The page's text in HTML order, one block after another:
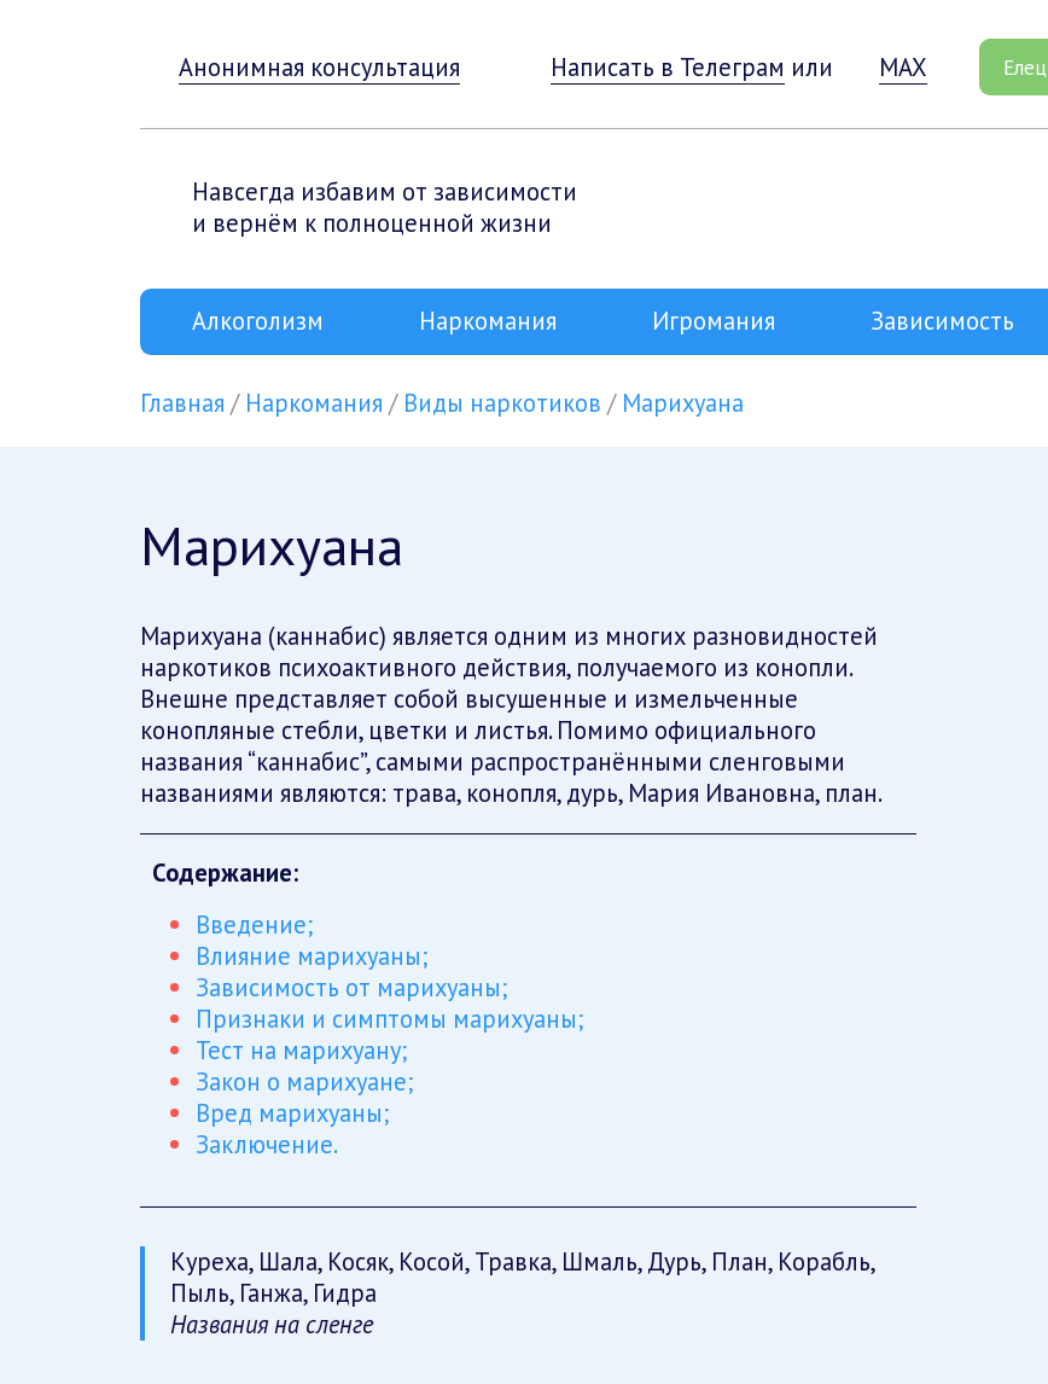
Анонимная консультация Написать в Телеграм или MAX Елец
Навсегда избавим от зависимости
и вернём к полноценной жизни
Алкоголизм Наркомания Игромания Зависимость
Главная Наркомания Виды наркотиков Марихуана
Марихуана
Марихуана (каннабис) является одним из многих разновидностей
наркотиков психоактивного действия, получаемого из конопли.
Внешне представляет собой высушенные и измельченные
конопляные стебли, цветки и листья. Помимо официального
названия “каннабис”, самыми распространёнными сленговыми
названиями являются: трава, конопля, дурь, Мария Ивановна, план.
Содержание:
Введение;
Влияние марихуаны;
Зависимость от марихуаны;
Признаки и симптомы марихуаны;
Тест на марихуану;
Закон о марихуане;
Вред марихуаны;
Заключение.
Куреха, Шала, Косяк, Косой, Травка, Шмаль, Дурь, План, Корабль,
Пыль, Ганжа, Гидра
Названия на сленге